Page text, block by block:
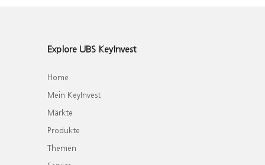
Explore UBS KeyInvest
Home
Mein KeyInvest
Märkte
Produkte
Themen